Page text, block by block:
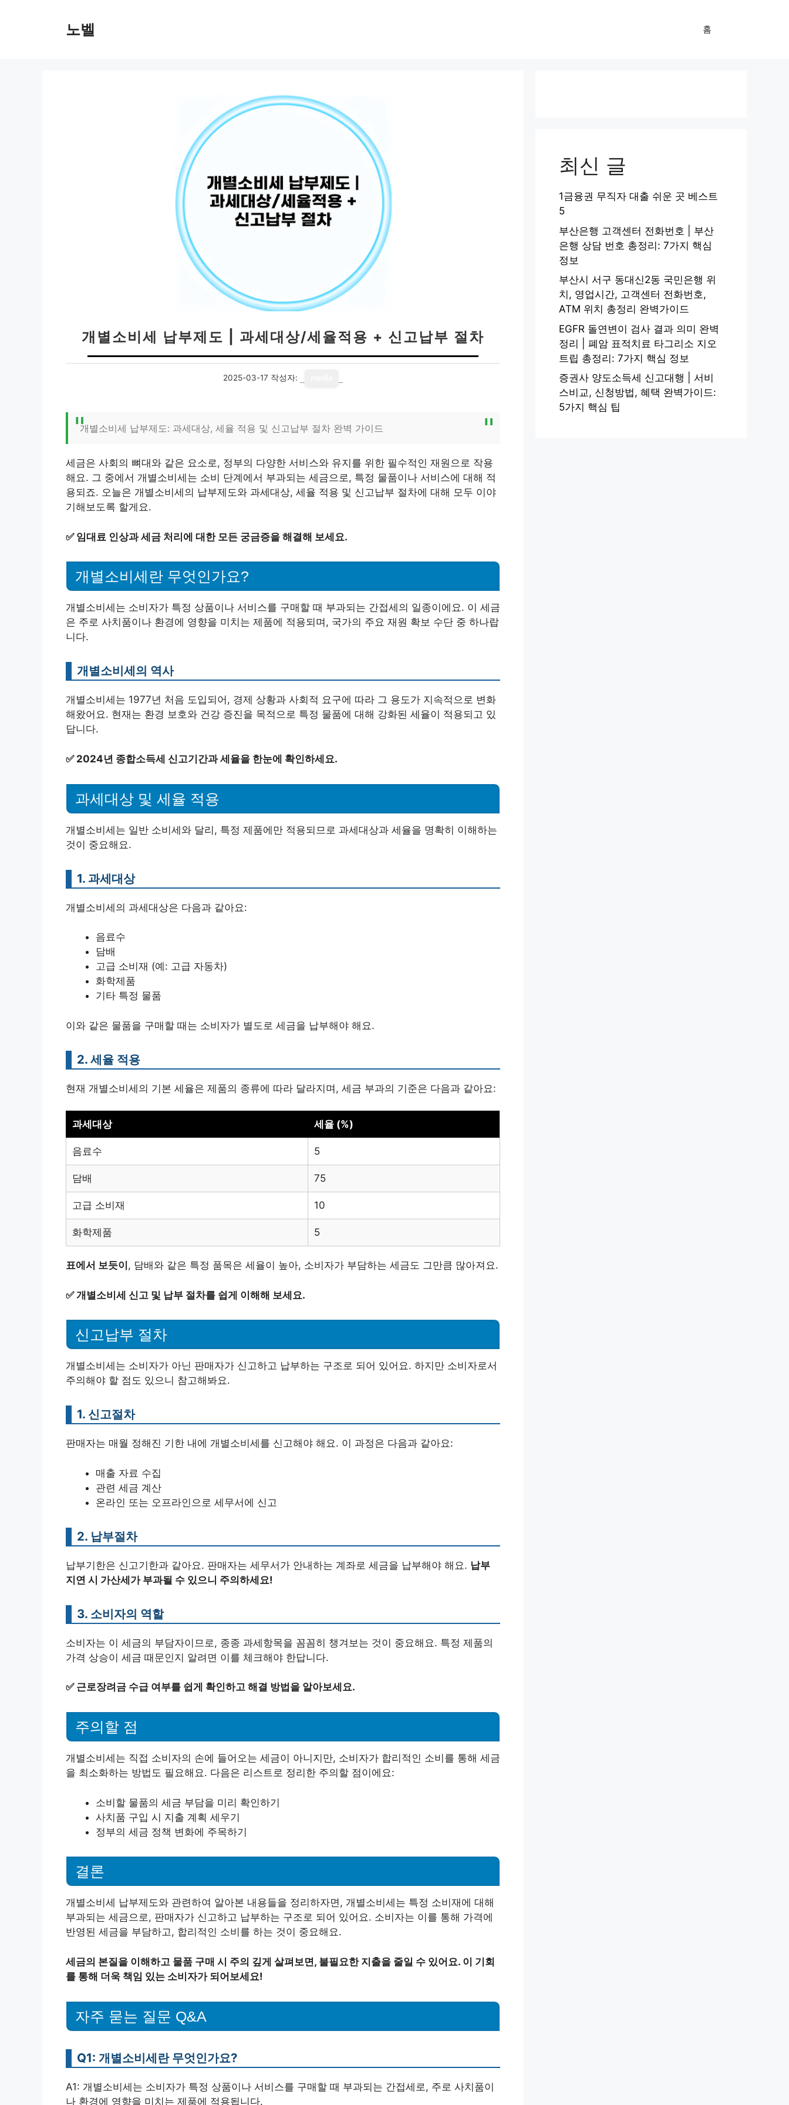
노벨 홈
개별소비세 납부제도 | 과세대상/세율적용 + 신고납부 절차
2025-03-17 작성자:
개별소비세 납부제도: 과세대상, 세율 적용 및 신고납부 절차 완벽 가이드
세금은 사회의 뼈대와 같은 요소로, 정부의 다양한 서비스와 유지를 위한 필수적인 재원으로 작용
해요. 그 중에서 개별소비세는 소비 단계에서 부과되는 세금으로, 특정 물품이나 서비스에 대해 적
용되죠. 오늘은 개별소비세의 납부제도와 과세대상, 세율 적용 및 신고납부 절차에 대해 모두 이야
기해보도록 할게요.
✅ 임대료 인상과 세금 처리에 대한 모든 궁금증을 해결해 보세요.
개별소비세란 무엇인가요?
개별소비세는 소비자가 특정 상품이나 서비스를 구매할 때 부과되는 간접세의 일종이에요. 이 세금
은 주로 사치품이나 환경에 영향을 미치는 제품에 적용되며, 국가의 주요 재원 확보 수단 중 하나랍
니다.
개별소비세의 역사
개별소비세는 1977년 처음 도입되어, 경제 상황과 사회적 요구에 따라 그 용도가 지속적으로 변화
해왔어요. 현재는 환경 보호와 건강 증진을 목적으로 특정 물품에 대해 강화된 세율이 적용되고 있
답니다.
✅ 2024년 종합소득세 신고기간과 세율을 한눈에 확인하세요.
과세대상 및 세율 적용
개별소비세는 일반 소비세와 달리, 특정 제품에만 적용되므로 과세대상과 세율을 명확히 이해하는
것이 중요해요.
1. 과세대상
개별소비세의 과세대상은 다음과 같아요:
음료수
담배
고급 소비재 (예: 고급 자동차)
화학제품
기타 특정 물품
이와 같은 물품을 구매할 때는 소비자가 별도로 세금을 납부해야 해요.
2. 세율 적용
현재 개별소비세의 기본 세율은 제품의 종류에 따라 달라지며, 세금 부과의 기준은 다음과 같아요:
과세대상 세율 (%)
음료수 5
담배 75
고급 소비재 10
화학제품 5
표에서 보듯이 , 담배와 같은 특정 품목은 세율이 높아, 소비자가 부담하는 세금도 그만큼 많아져요.
✅개별소비세 신고 및 납부 절차를 쉽게 이해해 보세요.
신고납부 절차
개별소비세는 소비자가 아닌 판매자가 신고하고 납부하는 구조로 되어 있어요. 하지만 소비자로서
주의해야 할 점도 있으니 참고해봐요.
1. 신고절차
판매자는 매월 정해진 기한 내에 개별소비세를 신고해야 해요. 이 과정은 다음과 같아요:
매출 자료 수집
관련 세금 계산
온라인 또는 오프라인으로 세무서에 신고
2. 납부절차
납부기한은 신고기한과 같아요. 판매자는 세무서가 안내하는 계좌로 세금을 납부해야 해요. 납부
지연 시 가산세가 부과될 수 있으니 주의하세요!
3. 소비자의 역할
소비자는 이 세금의 부담자이므로, 종종 과세항목을 꼼꼼히 챙겨보는 것이 중요해요. 특정 제품의
가격 상승이 세금 때문인지 알려면 이를 체크해야 한답니다.
✅ 근로장려금 수급 여부를 쉽게 확인하고 해결 방법을 알아보세요.
주의할 점
개별소비세는 직접 소비자의 손에 들어오는 세금이 아니지만, 소비자가 합리적인 소비를 통해 세금
을 최소화하는 방법도 필요해요. 다음은 리스트로 정리한 주의할 점이에요:
소비할 물품의 세금 부담을 미리 확인하기
사치품 구입 시 지출 계획 세우기
정부의 세금 정책 변화에 주목하기
결론
개별소비세 납부제도와 관련하여 알아본 내용들을 정리하자면, 개별소비세는 특정 소비재에 대해
부과되는 세금으로, 판매자가 신고하고 납부하는 구조로 되어 있어요. 소비자는 이를 통해 가격에
반영된 세금을 부담하고, 합리적인 소비를 하는 것이 중요해요.
세금의 본질을 이해하고 물품 구매 시 주의 깊게 살펴보면, 불필요한 지출을 줄일 수 있어요. 이 기회
를 통해 더욱 책임 있는 소비자가 되어보세요!
자주 묻는 질문 Q&A
Q1: 개별소비세란 무엇인가요?
A1: 개별소비세는 소비자가 특정 상품이나 서비스를 구매할 때 부과되는 간접세로, 주로 사치품이
나 환경에 영향을 미치는 제품에 적용됩니다.
최신 글
1금융권 무직자 대출 쉬운 곳 베스트
5
부산은행 고객센터 전화번호 | 부산
은행 상담 번호 총정리: 7가지 핵심
정보
부산시 서구 동대신2동 국민은행 위
치, 영업시간, 고객센터 전화번호,
ATM 위치 총정리 완벽가이드
EGFR 돌연변이 검사 결과 의미 완벽
정리 | 폐암 표적치료 타그리소 지오
트립 총정리: 7가지 핵심 정보
증권사 양도소득세 신고대행 | 서비
스비교, 신청방법, 혜택 완벽가이드:
5가지 핵심 팁